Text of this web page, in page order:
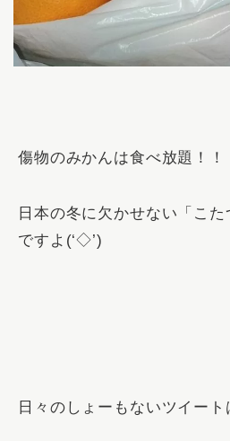
傷物のみかんは食べ放題！！
日本の冬に欠かせない「 こた
ですよ(‘◇’)ゞ
日々のしょーもないツイート